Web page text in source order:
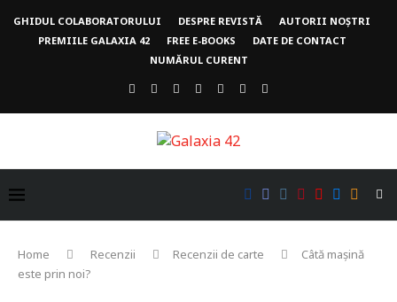
GHIDUL COLABORATORULUI DESPRE REVISTĂ
AUTORII NOȘTRI
PREMIILE GALAXIA 42
FREE E-BOOKS
DATE DE CONTACT
NUMĂRUL CURENT
Home Recenzii Recenzii de carte
Câtă mașină
este prin noi?